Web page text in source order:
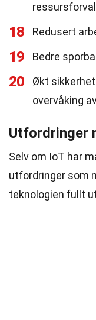
18 Redusert
19 Bedre
20
Økt
overvåking
Utfordringer
Selv om IoT har
utfordringer som
teknologien fullt